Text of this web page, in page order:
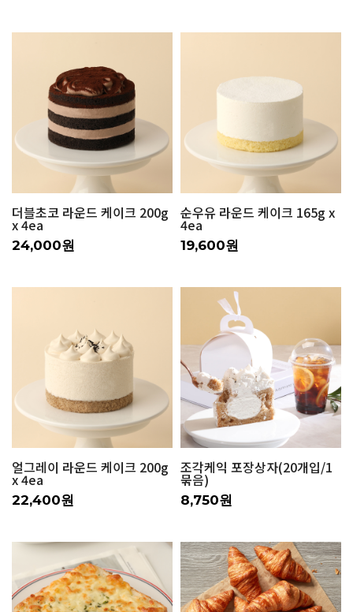
더블초코 라운드 케이크 200g
x 4ea
24,000원
순우유 라운드 케이크 165g x
4ea
19,600원
얼그레이 라운드 케이크 200g
x 4ea
22,400원
조각케익 포장상자(20개입/1
묶음)
8,750원